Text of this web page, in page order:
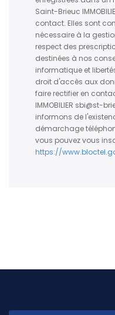
Saint-Brieuc
contact. Elles sont
nécessaire à la
respect des
destinées à nos
informatique et
droit d'accès aux
faire rectifier en
IMMOBILIER sbi@st-
informons de
démarchage
vous pouvez vous
https://